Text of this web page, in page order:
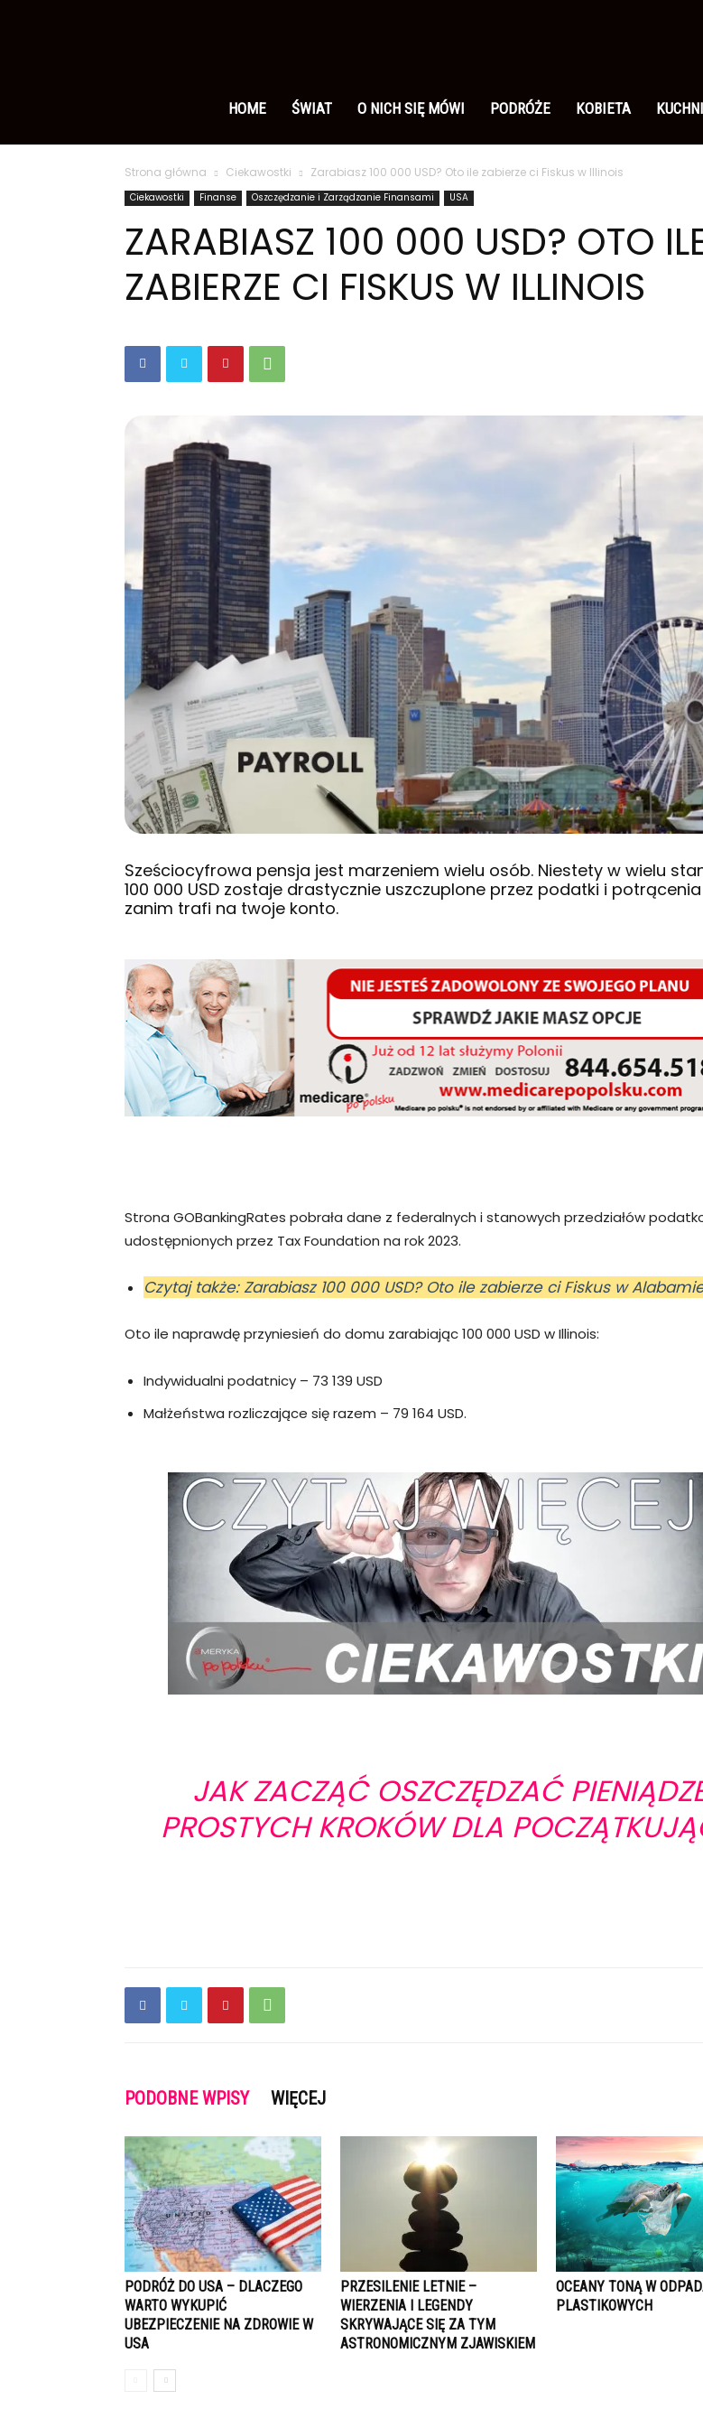
polsku
HOME ŚWIAT O NICH SIĘ MÓWI PODRÓŻE KOBIETA
Strona główna Ciekawostki Zarabiasz 100 000 USD? Oto ile zabierze ci Fiskus w Illinois
Ciekawostki Finanse Oszczędzanie i Zarządzanie Finansami USA
ZARABIASZ 100 000 USD? OTO
ZABIERZE CI FISKUS W ILLINOIS
Sześciocyfrowa pensja jest marzeniem wielu osób. Niestety w wielu
100 000 USD zostaje drastycznie uszczuplone przez podatki i potrącenia
zanim trafi na twoje konto.
Strona GOBankingRates pobrała dane z federalnych i stanowych przedziałów
udostępnionych przez Tax Foundation na rok 2023.
Czytaj także: Zarabiasz 100 000 USD? Oto ile zabierze ci Fiskus w
Oto ile naprawdę przyniesień do domu zarabiając 100 000 USD w Illinois:
Indywidualni podatnicy – 73 139 USD
Małżeństwa rozliczające się razem – 79 164 USD.
JAK ZACZĄĆ OSZCZĘDZAĆ
PROSTYCH KROKÓW DLA
PODOBNE WPISY WIĘCEJ
PODRÓŻ DO USA – DLACZEGO
WARTO WYKUPIĆ
UBEZPIECZENIE NA ZDROWIE W
USA
PRZESILENIE LETNIE –
WIERZENIA I LEGENDY
SKRYWAJĄCE SIĘ ZA TYM
ASTRONOMICZNYM ZJAWISKIEM
OCEANY TONĄ W
PLASTIKOWYCH